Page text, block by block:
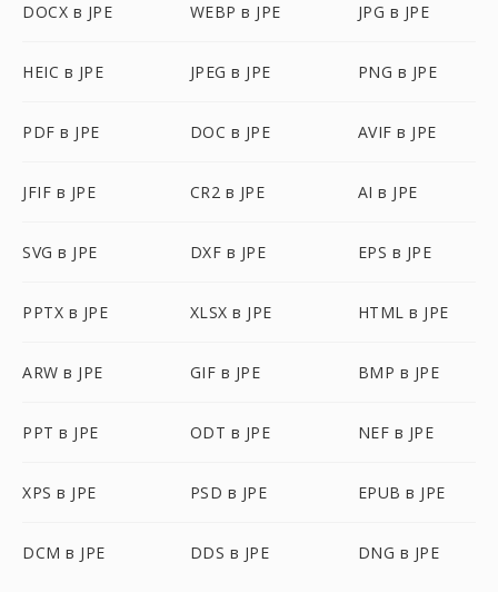
DOCX в JPE WEBP в JPE JPG в JPE
HEIC в JPE JPEG в JPE PNG в JPE
PDF в JPE DOC в JPE AVIF в JPE
JFIF в JPE CR2 в JPE AI в JPE
SVG в JPE DXF в JPE EPS в JPE
PPTX в JPE XLSX в JPE HTML в JPE
ARW в JPE GIF в JPE BMP в JPE
PPT в JPE ODT в JPE NEF в JPE
XPS в JPE PSD в JPE EPUB в JPE
DCM в JPE DDS в JPE DNG в JPE